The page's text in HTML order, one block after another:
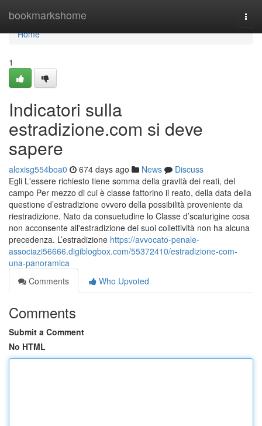
bookmarkshome
Home
Home
1
Indicatori sulla
estradizione.com si deve
sapere
alexisg554boa0 674 days ago News
Discuss
Egli L'essere richiesto tiene somma della gravità dei reati, del
campo Per mezzo di cui è classe fattorino il reato, della data della
questione d’estradizione ovvero della possibilità proveniente da
riestradizione. Nato da consuetudine lo Classe d’scaturigine cosa
non acconsente all'estradizione dei suoi collettività non ha alcuna
precedenza. L’estradizione https://avvocato-penale-
associazi56666.digiblogbox.com/55372410/estradizione-com-
una-panoramica
Comments
Who Upvoted
Comments
Submit a Comment
No HTML